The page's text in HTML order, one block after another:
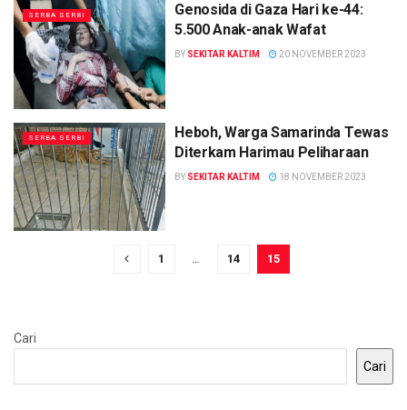
SERBA SERBI
Genosida di Gaza Hari ke-44:
5.500 Anak-anak Wafat
BY SEKITAR KALTIM 20 NOVEMBER 2023
SERBA SERBI
Heboh, Warga Samarinda Tewas
Diterkam Harimau Peliharaan
BY SEKITAR KALTIM 18 NOVEMBER 2023
1 … 14 15
Cari
Cari